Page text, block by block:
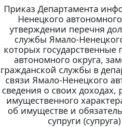
Приказ Департамента
Ненецкого
утверждении перечня
службы Ямало-
которых
автономного округа,
гражданской службы в
связи Ямало-Ненецкого
сведения о своих доходах,
имущественного
об имуществе и
супруги